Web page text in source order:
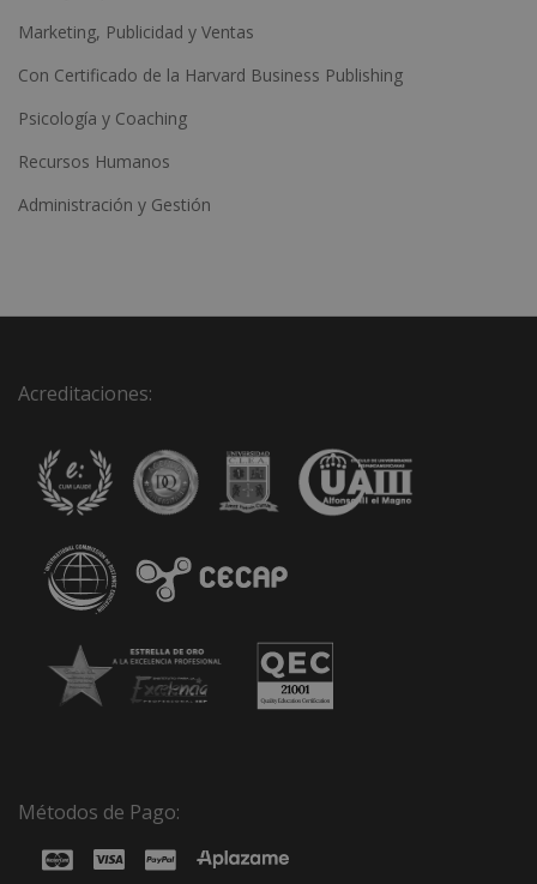
Marketing, Publicidad y Ventas
Con Certificado de la Harvard Business Publishing
Psicología y Coaching
Recursos Humanos
Administración y Gestión
Acreditaciones:
Métodos de Pago: